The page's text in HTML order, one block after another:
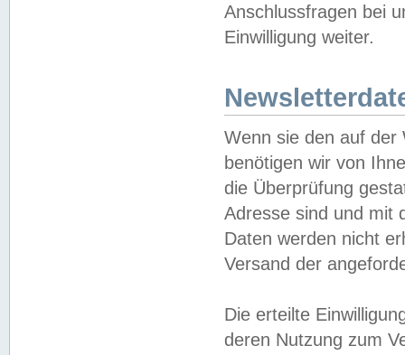
Anschlussfragen bei
Einwilligung weiter.
Wenn sie den auf der
benötigen wir von
die Überprüfung
Adresse sind und mit
Daten werden nicht
Versand der
Die erteilte
deren Nutzung zum